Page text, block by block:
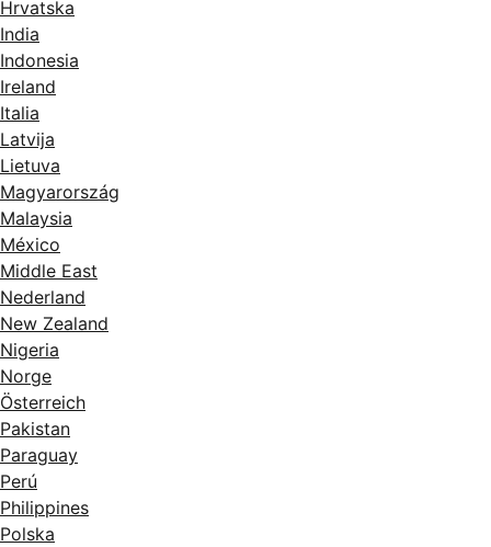
Hrvatska
India
Indonesia
Ireland
Italia
Latvija
Lietuva
Magyarország
Malaysia
México
Middle East
Nederland
New Zealand
Nigeria
Norge
Österreich
Pakistan
Paraguay
Perú
Philippines
Polska